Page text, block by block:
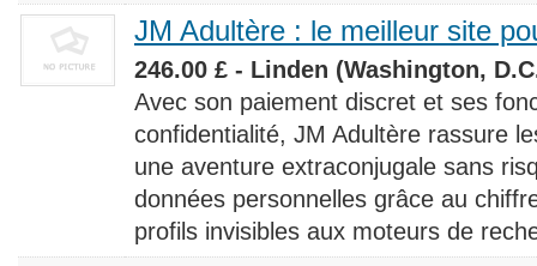
JM Adultère : le meilleur site
246.00 £ - Linden (Washington,
Avec son paiement discret et ses
confidentialité, JM Adultère rassure
une aventure extraconjugale sans
données personnelles grâce au
profils invisibles aux moteurs de